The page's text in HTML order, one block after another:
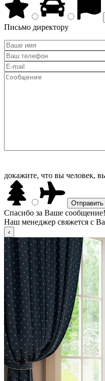
Письмо директору
докажите, что вы человек,
Спасибо за Ваше сообщение!
Наш менеджер свяжется с